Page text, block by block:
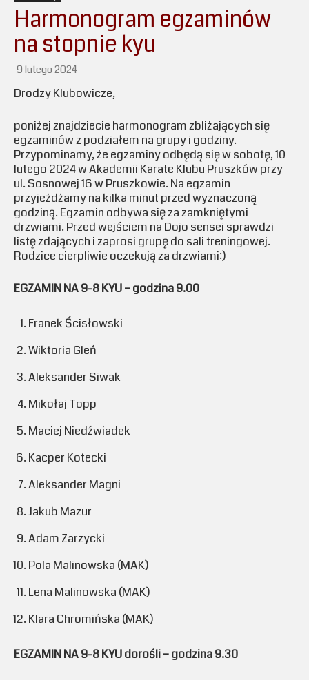
Harmonogram egzaminów
na stopnie kyu
9 lutego 2024
Drodzy Klubowicze,
poniżej znajdziecie harmonogram zbliżających się
egzaminów z podziałem na grupy i godziny.
Przypominamy, że egzaminy odbędą się w sobotę, 10
lutego 2024 w Akademii Karate Klubu Pruszków przy
ul. Sosnowej 16 w Pruszkowie. Na egzamin
przyjeżdżamy na kilka minut przed wyznaczoną
godziną. Egzamin odbywa się za zamkniętymi
drzwiami. Przed wejściem na Dojo sensei sprawdzi
listę zdających i zaprosi grupę do sali treningowej.
Rodzice cierpliwie oczekują za drzwiami:)
EGZAMIN NA 9-8 KYU – godzina 9.00
Franek Ścisłowski
Wiktoria Gleń
Aleksander Siwak
Mikołaj Topp
Maciej Niedźwiadek
Kacper Kotecki
Aleksander Magni
Jakub Mazur
Adam Zarzycki
Pola Malinowska (MAK)
Lena Malinowska (MAK)
Klara Chromińska (MAK)
EGZAMIN NA 9-8 KYU dorośli – godzina 9.30